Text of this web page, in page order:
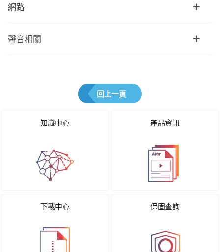
網路
聲音相關
回上一頁
知識中心 產品資訊
下載中心 保固查詢